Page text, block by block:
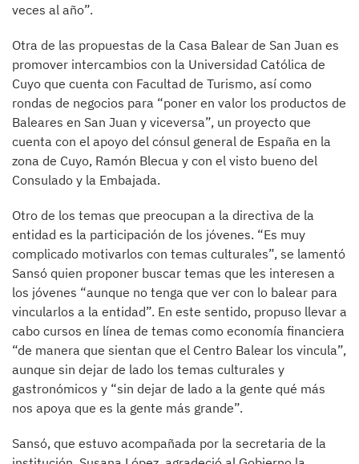
veces al año”.
Otra de las propuestas de la Casa Balear de San Juan es
promover intercambios con la Universidad Católica de
Cuyo que cuenta con Facultad de Turismo, así como
rondas de negocios para “poner en valor los productos de
Baleares en San Juan y viceversa”, un proyecto que
cuenta con el apoyo del cónsul general de España en la
zona de Cuyo, Ramón Blecua y con el visto bueno del
Consulado y la Embajada.
Otro de los temas que preocupan a la directiva de la
entidad es la participación de los jóvenes. “Es muy
complicado motivarlos con temas culturales”, se lamentó
Sansó quien proponer buscar temas que les interesen a
los jóvenes “aunque no tenga que ver con lo balear para
vincularlos a la entidad”. En este sentido, propuso llevar a
cabo cursos en línea de temas como economía financiera
“de manera que sientan que el Centro Balear los vincula”,
aunque sin dejar de lado los temas culturales y
gastronómicos y “sin dejar de lado a la gente qué más
nos apoya que es la gente más grande”.
Sansó, que estuvo acompañada por la secretaria de la